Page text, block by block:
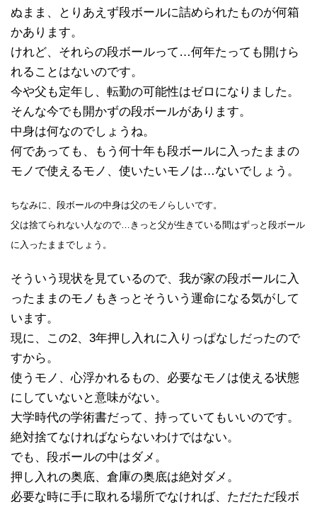
ぬまま、とりあえず段ボールに詰められたものが何箱
かあります。
けれど、それらの段ボールって…何年たっても開けら
れることはないのです。
今や父も定年し、転勤の可能性はゼロになりました。
そんな今でも開かずの段ボールがあります。
中身は何なのでしょうね。
何であっても、もう何十年も段ボールに入ったままの
モノで使えるモノ、使いたいモノは…ないでしょう。
ちなみに、段ボールの中身は父のモノらしいです。
父は捨てられない人なので…きっと父が生きている間はずっと段ボール
に入ったままでしょう。
そういう現状を見ているので、我が家の段ボールに入
ったままのモノもきっとそういう運命になる気がして
います。
現に、この2、3年押し入れに入りっぱなしだったので
すから。
使うモノ、心浮かれるもの、必要なモノは使える状態
にしていないと意味がない。
大学時代の学術書だって、持っていてもいいのです。
絶対捨てなければならないわけではない。
でも、段ボールの中はダメ。
押し入れの奥底、倉庫の奥底は絶対ダメ。
必要な時に手に取れる場所でなければ、ただただ段ボ